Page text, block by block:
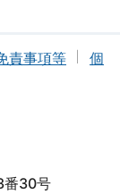
責事項等
個
30号